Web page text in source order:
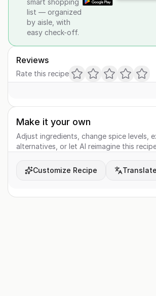
smart shopping
list — organized
by aisle, with
easy check-off.
Reviews
Rate this recipe
Make it your own
Adjust ingredients, change spice levels,
alternatives, or let AI reimagine this
Customize Recipe